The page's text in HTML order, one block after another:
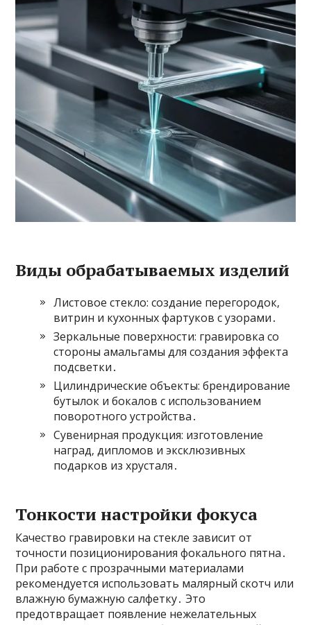
Виды обрабатываемых изделий
Листовое стекло: создание перегородок‚
витрин и кухонных фартуков с узорами․
Зеркальные поверхности: гравировка со
стороны амальгамы для создания эффекта
подсветки․
Цилиндрические объекты: брендирование
бутылок и бокалов с использованием
поворотного устройства․
Сувенирная продукция: изготовление
наград‚ дипломов и эксклюзивных
подарков из хрусталя․
Тонкости настройки фокуса
Качество гравировки на стекле зависит от
точности позиционирования фокального пятна․
При работе с прозрачными материалами
рекомендуется использовать малярный скотч или
влажную бумажную салфетку․ Это
предотвращает появление нежелательных